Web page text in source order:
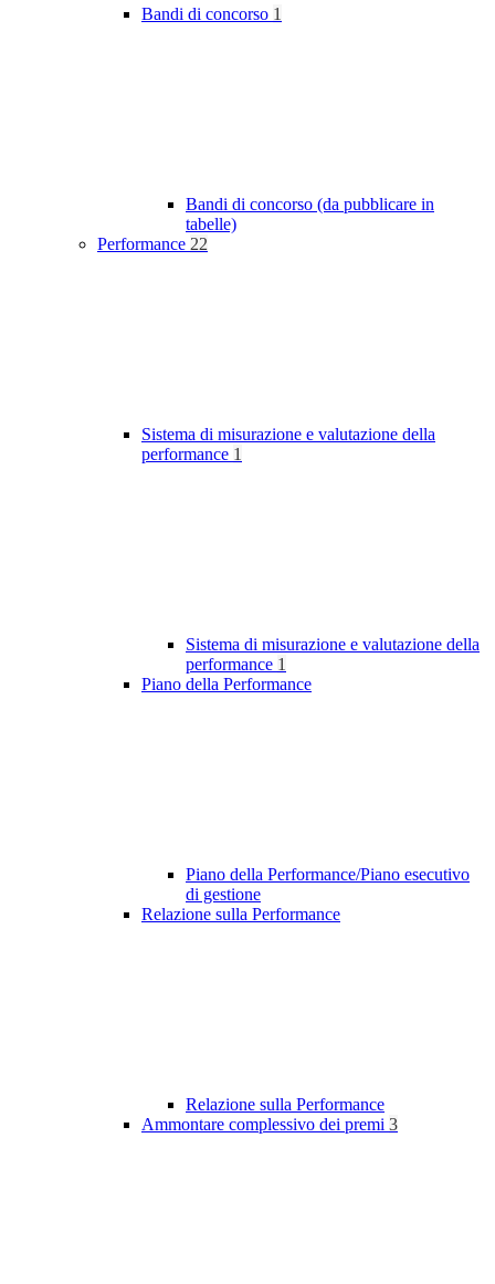
Bandi di concorso 1
Bandi di concorso (da pubblicare in
tabelle)
Performance 22
Sistema di misurazione e valutazione della
performance 1
Sistema di misurazione e valutazione della
performance 1
Piano della Performance
Piano della Performance/Piano esecutivo
di gestione
Relazione sulla Performance
Relazione sulla Performance
Ammontare complessivo dei premi 3